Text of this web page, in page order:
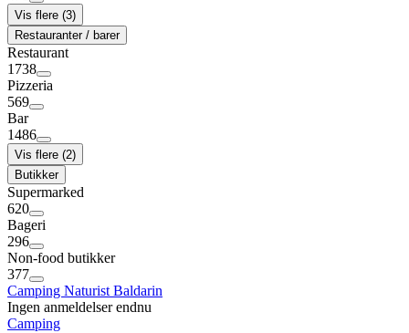
Vis flere (3)
Restauranter / barer
Restaurant
1738
Pizzeria
569
Bar
1486
Vis flere (2)
Butikker
Supermarked
620
Bageri
296
Non-food butikker
377
Camping Naturist Baldarin
Ingen anmeldelser endnu
Camping